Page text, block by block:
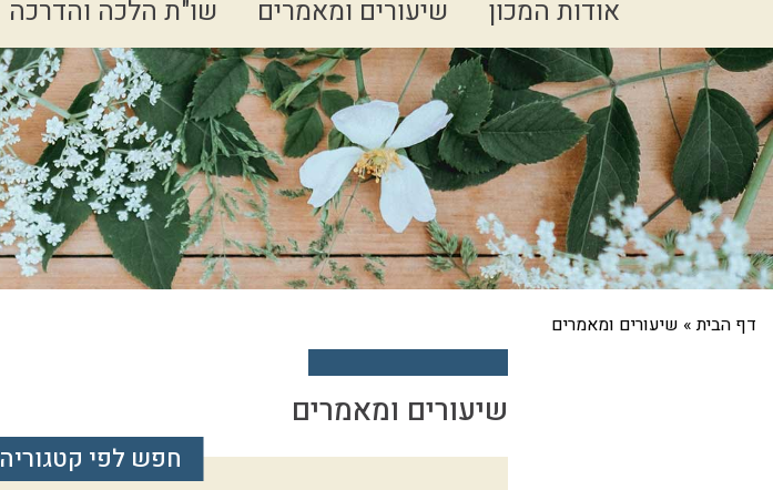
אודות המכון שיעורים ומאמרים שו"ת הלכה והדרכה
דף הבית» שיעורים ומאמרים
שיעורים ומאמרים
חפש לפי קטגוריה